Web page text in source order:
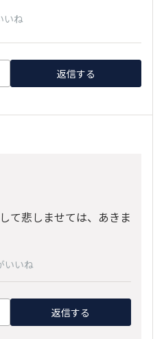
いね
返信する
て悲しませては、あきま
いいね
返信する